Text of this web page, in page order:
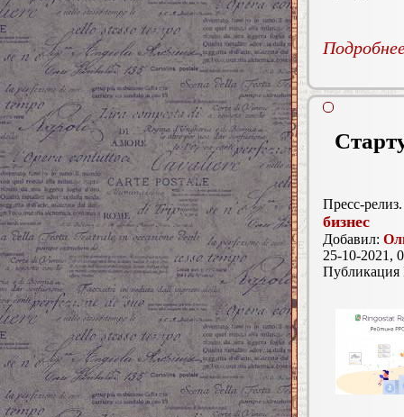
Пресс-релиз.
бизнес
Добавил:
25-10-2021,